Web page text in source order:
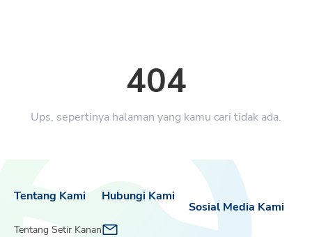
404
Ups, sepertinya halaman yang kamu cari tidak ada.
Tentang Kami
Tentang Setir Kanan
Sosial Media Kami
Hubungi Kami